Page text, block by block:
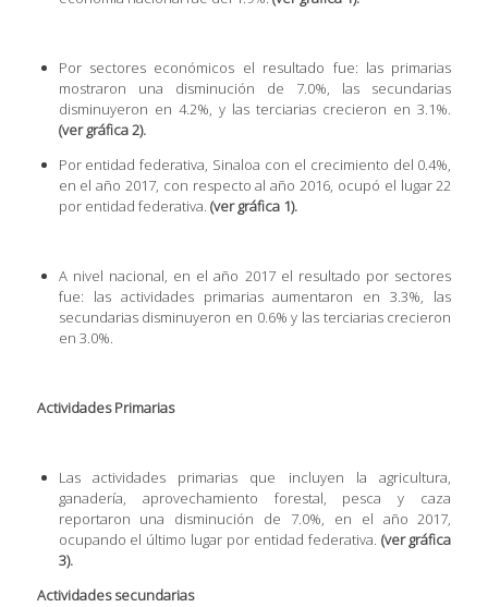
Por sectores económicos el resultado fue: las primarias
mostraron una disminución de 7.0%, las secundarias
disminuyeron en 4.2%, y las terciarias crecieron en 3.1%.
(ver gráfica 2).
Por entidad federativa, Sinaloa con el crecimiento del 0.4%,
en el año 2017, con respecto al año 2016, ocupó el lugar 22
por entidad federativa. (ver gráfica 1).
A nivel nacional, en el año 2017 el resultado por sectores
fue: las actividades primarias aumentaron en 3.3%, las
secundarias disminuyeron en 0.6% y las terciarias crecieron
en 3.0%.
Actividades Primarias
Las actividades primarias que incluyen la agricultura,
ganadería, aprovechamiento forestal, pesca y caza
reportaron una disminución de 7.0%, en el año 2017,
ocupando el último lugar por entidad federativa. (ver gráfica
3).
Actividades secundarias